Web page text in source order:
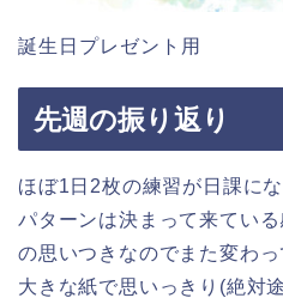
誕生日プレゼント用
先週の振り返り
ほぼ1日2枚の練習が日課に
パターンは決まって来てい
の思いつきなのでまた変わっ
大きな紙で思いっきり(絶対